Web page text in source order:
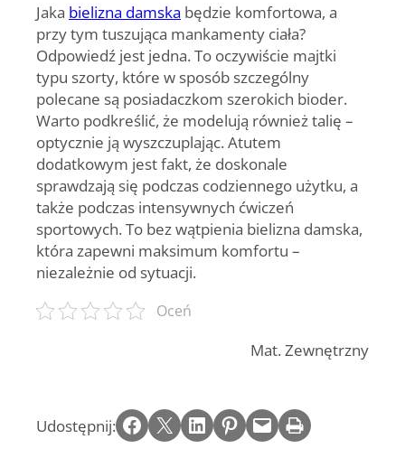
Jaka bielizna damska będzie komfortowa, a
przy tym tuszująca mankamenty ciała?
Odpowiedź jest jedna. To oczywiście majtki
typu szorty, które w sposób szczególny
polecane są posiadaczkom szerokich bioder.
Warto podkreślić, że modelują również talię –
optycznie ją wyszczuplając. Atutem
dodatkowym jest fakt, że doskonale
sprawdzają się podczas codziennego użytku, a
także podczas intensywnych ćwiczeń
sportowych. To bez wątpienia bielizna damska,
która zapewni maksimum komfortu –
niezależnie od sytuacji.
Oceń
Mat. Zewnętrzny
Udostępnij: Share on Facebook Email this Page Share on LinkedIn Share on Pinterest Email this Page Print this Page